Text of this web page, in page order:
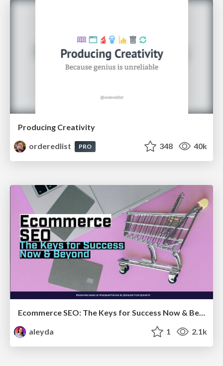
Producing Creativity
orderedlist
PRO 348 40k
Ecommerce SEO: The Keys for Success Now & Beyond - #SERPConf2024
aleyda
1 2.1k